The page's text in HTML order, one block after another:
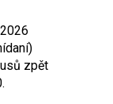
zpět